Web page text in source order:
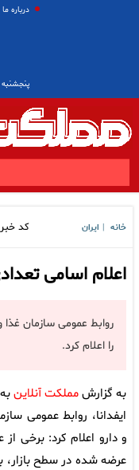
درباره ما
پنجشنبه ۱۵ مرداد ۱۴۰۵
خانه ایران کد خبر
اعلام اسامی
روابط عمومی سازمان غذا
را اعلام کرد.
به گزارشمملکت آنلاین
ایفدانا، روابط عمومی
و دارو اعلام کرد: برخی از
عرضه‌ شده در سطح بازار،